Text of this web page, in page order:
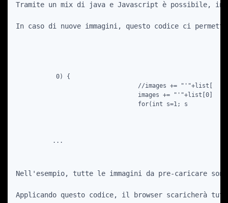
Tramite un mix di java e Javascript è possibile,
In caso di nuove immagini, questo codice ci
0) {
				for(int s=1; s
Nell'esempio, tutte le immagini da pre-caricare
Applicando questo codice, il browser scaricherà